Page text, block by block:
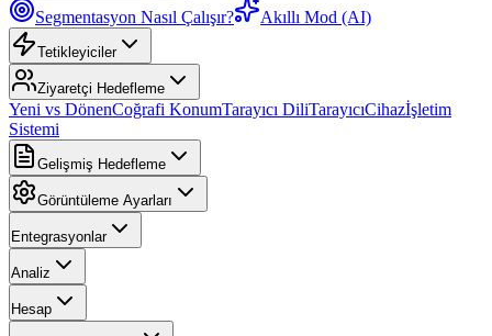
Segmentasyon Nasıl Çalışır? Akıllı Mod (AI)
Tetikleyiciler
Ziyaretçi Hedefleme
Yeni vs DönenCoğrafi KonumTarayıcı DiliTarayıcıCihazİşletim
Sistemi
Gelişmiş Hedefleme
Görüntüleme Ayarları
Entegrasyonlar
Analiz
Hesap